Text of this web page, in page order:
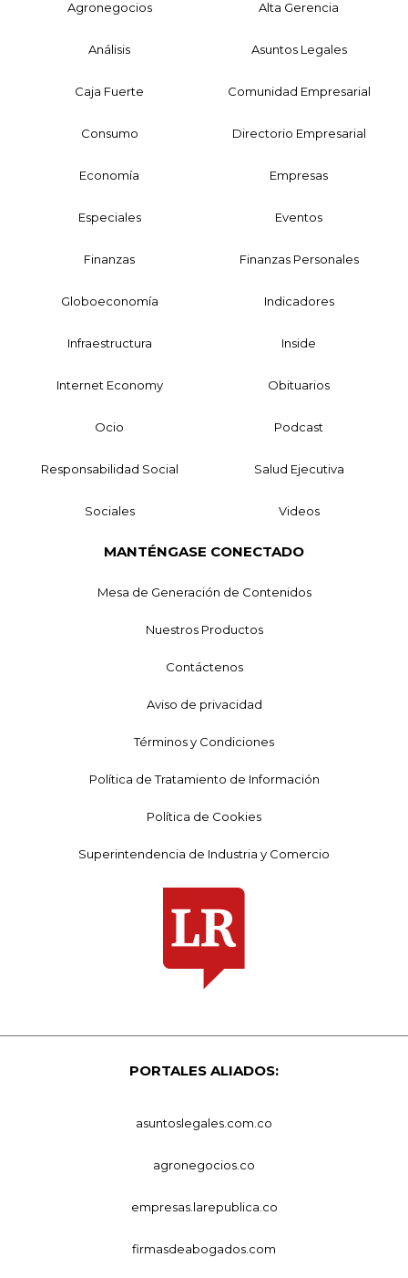
Agronegocios Alta Gerencia
Análisis Asuntos Legales
Caja Fuerte Comunidad Empresarial
Consumo Directorio Empresarial
Economía Empresas
Especiales Eventos
Finanzas Finanzas Personales
Globoeconomía Indicadores
Infraestructura Inside
Internet Economy Obituarios
Ocio Podcast
Responsabilidad Social Salud Ejecutiva
Sociales Videos
MANTÉNGASE CONECTADO
Mesa de Generación de Contenidos
Nuestros Productos
Contáctenos
Aviso de privacidad
Términos y Condiciones
Política de Tratamiento de Información
Política de Cookies
Superintendencia de Industria y Comercio
PORTALES ALIADOS:
asuntoslegales.com.co
agronegocios.co
empresas.larepublica.co
firmasdeabogados.com